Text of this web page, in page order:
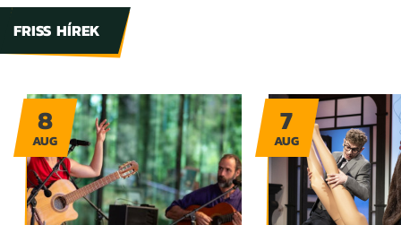
FRISS HÍREK
8
AUG
7
AUG